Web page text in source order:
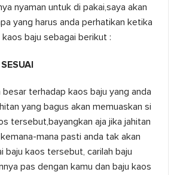
nyaman untuk di pakai,saya akan
yang harus anda perhatikan ketika
baju sebagai berikut :
terhadap kaos baju yang anda
yang bagus akan memuaskan si
tersebut,bayangkan aja jika jahitan
mana pasti anda tak akan
baju kaos tersebut, carilah baju
pas dengan kamu dan baju kaos